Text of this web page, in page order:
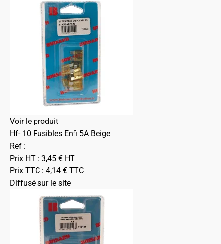
Voir le produit
Hf- 10 Fusibles Enfi 5A Beige
Ref :
Prix HT : 3,45 € HT
Prix TTC : 4,14 € TTC
Diffusé sur le site